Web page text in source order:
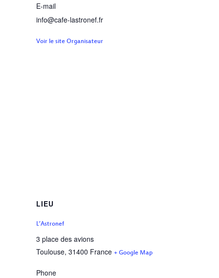
E-mail
info@cafe-lastronef.fr
Voir le site Organisateur
LIEU
L’Astronef
3 place des avions
Toulouse, 31400 France + Google Map
Phone